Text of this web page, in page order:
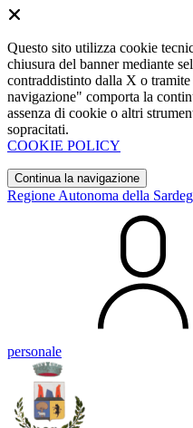
Questo sito utilizza cookie
chiusura del banner mediante
contraddistinto dalla X o
navigazione" comporta la
assenza di cookie o altri
sopracitati.
COOKIE POLICY
Continua la navigazione
Regione Autonoma della
personale